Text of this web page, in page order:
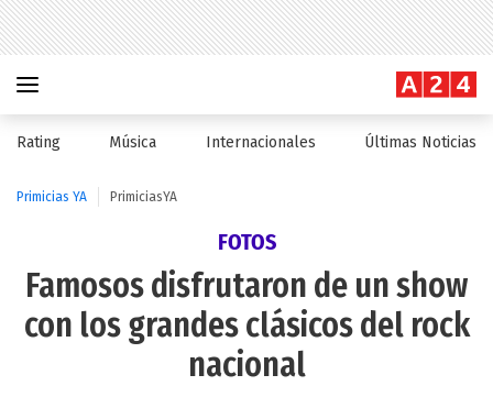
Rating Música Internacionales Últimas Noticias
Primicias YA PrimiciasYA
FOTOS
Famosos disfrutaron de un show
con los grandes clásicos del rock
nacional